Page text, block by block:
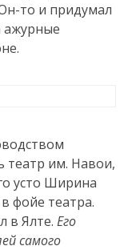
то и придумал
ажурные
театр им. Навои,
усто Ширина
фойе театра.
в Ялте. Его
самого